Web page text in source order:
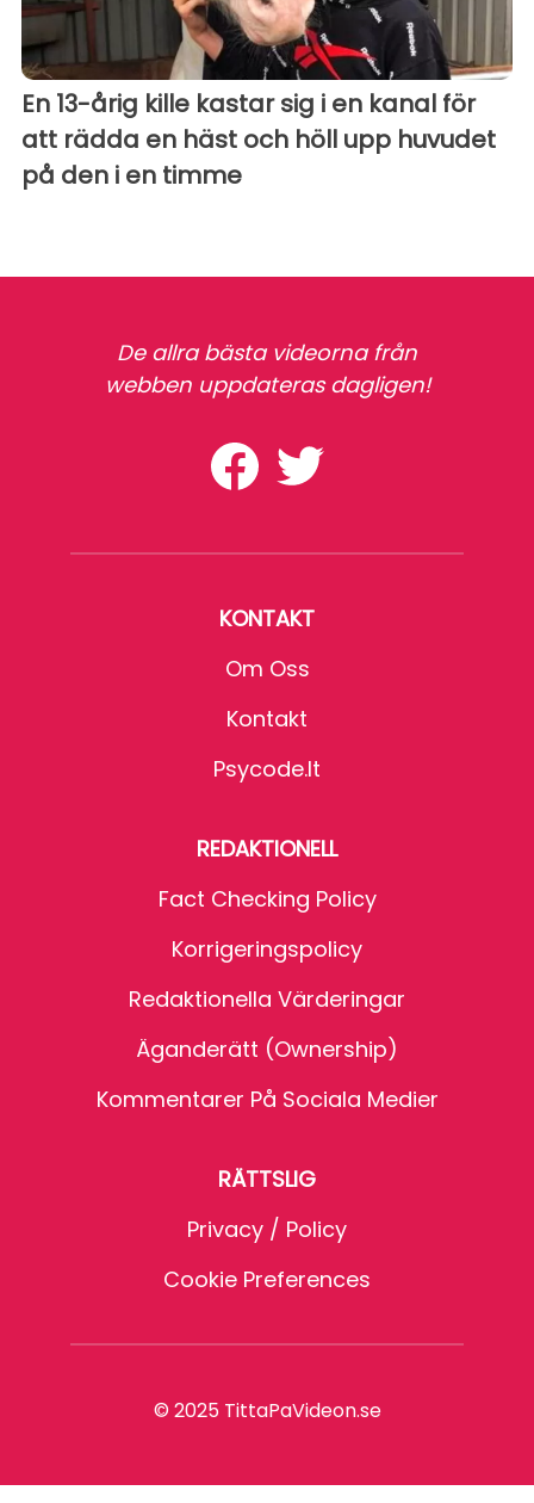
En 13-årig kille kastar sig i en kanal för
att rädda en häst och höll upp huvudet
på den i en timme
De allra bästa videorna från
webben uppdateras dagligen!
KONTAKT
Om Oss
Kontakt
Psycode.it
REDAKTIONELL
Fact Checking Policy
Korrigeringspolicy
Redaktionella Värderingar
Äganderätt (Ownership)
Kommentarer På Sociala Medier
RÄTTSLIG
Privacy / Policy
Cookie Preferences
© 2025 TittaPaVideon.se